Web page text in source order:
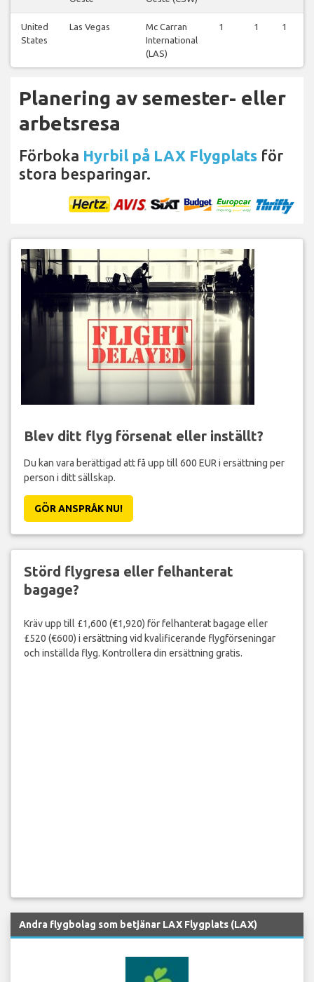
United
States
Las Vegas
Mc Carran
International
(LAS)
1 1 1
Planering av semester- eller
arbetsresa
Förboka Hyrbil på LAX Flygplats för
stora besparingar.
Blev ditt flyg försenat eller inställt?
Du kan vara berättigad att få upp till 600 EUR i ersättning per
person i ditt sällskap.
GÖR ANSPRÅK NU!
Störd flygresa eller felhanterat
bagage?
Kräv upp till £1,600 (€1,920) för felhanterat bagage eller
£520 (€600) i ersättning vid kvalificerande flygförseningar
och inställda flyg. Kontrollera din ersättning gratis.
Andra flygbolag som betjänar LAX Flygplats (LAX)